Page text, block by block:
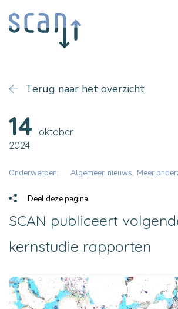
Terug naar het overzicht
14 oktober
2024
Onderwerpen: Algemeen nieuws Meer
Deel deze pagina
SCAN publiceert
kernstudie rapporten